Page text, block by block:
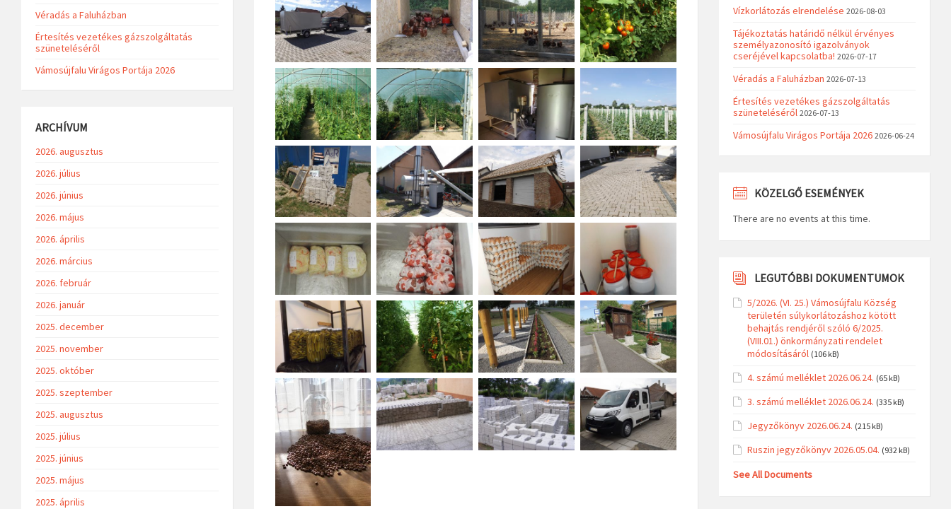
Véradás a Faluházban
Értesítés vezetékes gázszolgáltatás
szüneteléséről
Vámosújfalu Virágos Portája 2026
ARCHÍVUM
2026. augusztus
2026. július
2026. június
2026. május
2026. április
2026. március
2026. február
2026. január
2025. december
2025. november
2025. október
2025. szeptember
2025. augusztus
2025. július
2025. június
2025. május
2025. április
Vízkorlátozás elrendelése 2026-08-03
Tájékoztatás határidő nélkül érvényes
személyazonosító igazolványok
cseréjével kapcsolatba! 2026-07-17
Véradás a Faluházban 2026-07-13
Értesítés vezetékes gázszolgáltatás
szüneteléséről 2026-07-13
Vámosújfalu Virágos Portája 2026 2026-06-24
KÖZELGŐ ESEMÉNYEK
There are no events at this time.
LEGUTÓBBI DOKUMENTUMOK
5/2026. (VI. 25.) Vámosújfalu Község
területén súlykorlátozáshoz kötött
behajtás rendjéről szóló 6/2025.
(VIII.01.) önkormányzati rendelet
módosításáról (106 kB)
4. számú melléklet 2026.06.24. (65 kB)
3. számú melléklet 2026.06.24. (335 kB)
Jegyzőkönyv 2026.06.24. (215 kB)
Ruszin jegyzőkönyv 2026.05.04. (932 kB)
See All Documents